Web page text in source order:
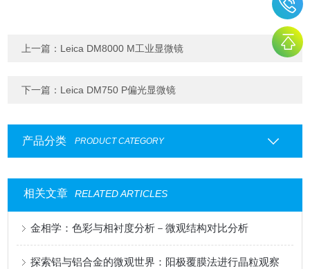
上一篇： Leica DM8000 M工业显微镜
下一篇： Leica DM750 P偏光显微镜
产品分类 PRODUCT CATEGORY
相关文章 RELATED ARTICLES
金相学：色彩与相衬度分析－微观结构对比分析
探索铝与铝合金的微观世界：阳极覆膜法进行晶粒观察